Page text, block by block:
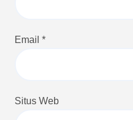
Email *
Situs Web